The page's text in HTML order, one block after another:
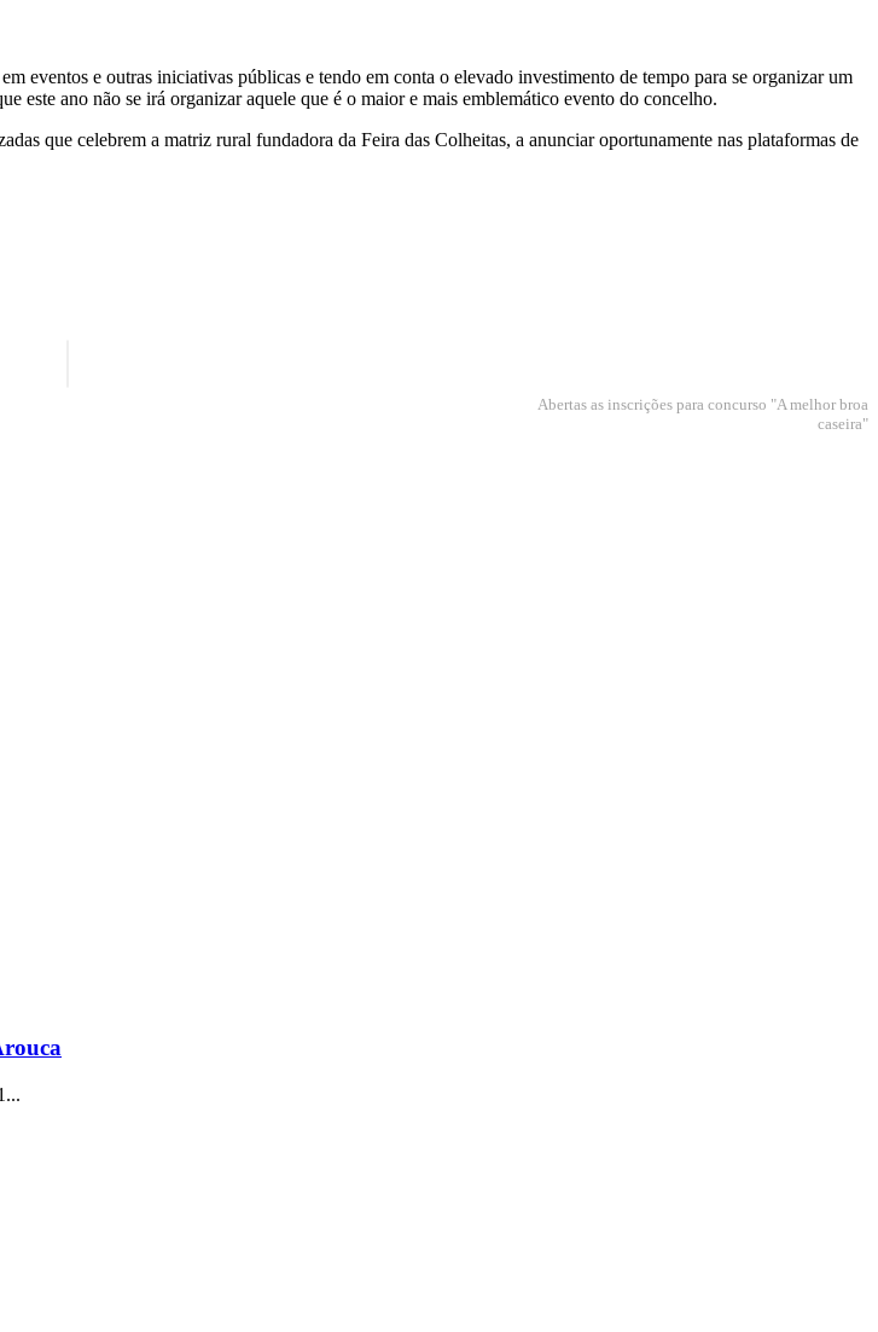
eventos e outras iniciativas públicas e tendo em conta o elevado investimento de tempo para se organizar um
este ano não se irá organizar aquele que é o maior e mais emblemático evento do concelho.
que celebrem a matriz rural fundadora da Feira das Colheitas, a anunciar oportunamente nas plataformas de
Abertas as inscrições para concurso "A melhor broa
caseira"